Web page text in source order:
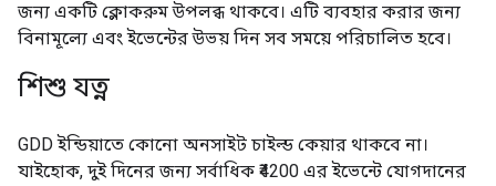
জন্য একটি ক্লোকরুম উপলব্ধ থাকবে। এটি ব্যবহার করার জন্য
বিনামূল্যে এবং ইভেন্টের উভয় দিন সব সময়ে পরিচালিত হবে।
শিশু যত্ন
GDD ইন্ডিয়াতে কোনো অনসাইট চাইল্ড কেয়ার থাকবে না।
যাইহোক, দুই দিনের জন্য সর্বাধিক ₹4200 এর ইভেন্টে যোগদানের